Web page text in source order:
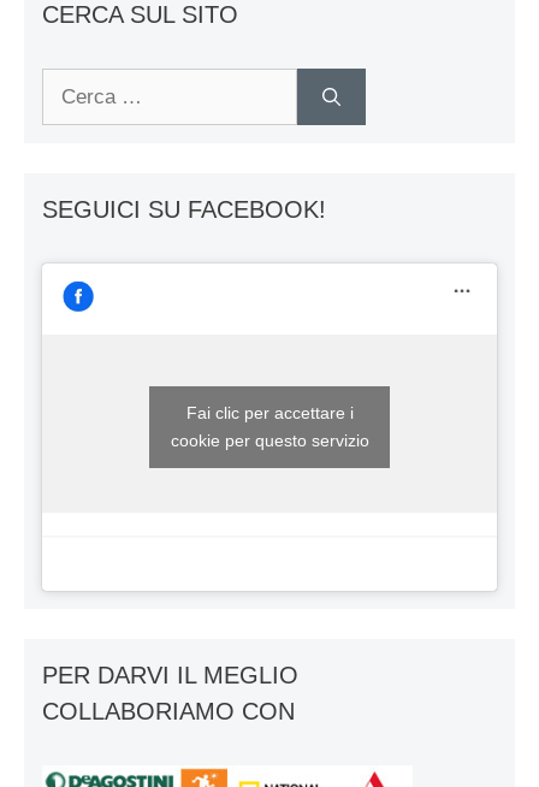
CERCA SUL SITO
Ricerca
SEGUICI SU FACEBOOK!
Fai clic per accettare i
cookie per questo servizio
PER DARVI IL MEGLIO
COLLABORIAMO CON